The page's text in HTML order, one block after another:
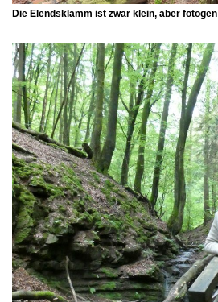
Die Elendsklamm ist zwar klein, aber fotogen